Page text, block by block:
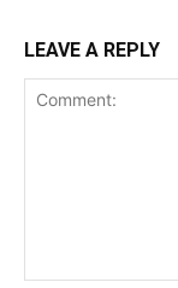
LEAVE A REPLY